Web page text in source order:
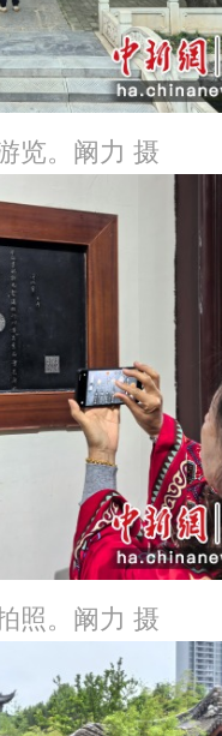
览。阚力 摄
照。阚力 摄